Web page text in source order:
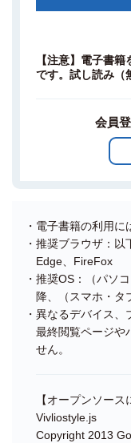
【注意】電子書
です。試し読み（
会員
・電子書籍の利用に
・推奨ブラウザ：以
Edge、FireFox
・推奨OS：（パソ
降、（スマホ・タ
・異なるデバイス、
最終閲覧ページや
せん。
【オープンソース
Vivliostyle.js
Copyright 2013